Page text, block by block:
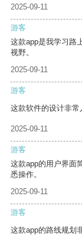
2025-09-11
游客
这款app是我学习路
视野。
2025-09-11
游客
这款软件的设计非常
2025-09-11
游客
这款app的用户界面
悉操作。
2025-09-11
游客
这款app的路线规划